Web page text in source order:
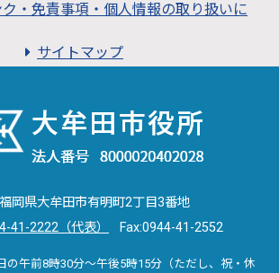
・免責事項・個人情報の取り扱いに
サイトマップ
岡県大牟田市有明町2丁目3番地
41-2222（代表） Fax:0944-41-2552
の午前8時30分～午後5時15分（ただし、祝・休